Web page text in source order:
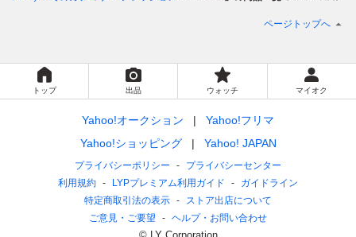
ページトップへ
トップ 出品 ウォッチ マイオク
Yahoo!オークション
Yahoo!フリマ
Yahoo!ショッピング
Yahoo! JAPAN
プライバシーポリシー
プライバシーセンター
利用規約
LYPプレミアム利用ガイド
ガイドライン
特定商取引法の表示
ストア出店について
ご意見・ご要望
ヘルプ・お問い合わせ